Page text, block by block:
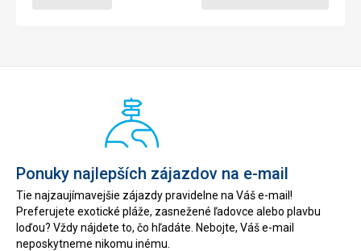
Ponuky najlepších zájazdov na e-mail
Tie najzaujímavejšie zájazdy pravidelne na Váš e-mail!
Preferujete exotické pláže, zasnežené ľadovce alebo plavbu
loďou? Vždy nájdete to, čo hľadáte. Nebojte, Váš e-mail
neposkytneme nikomu inému.